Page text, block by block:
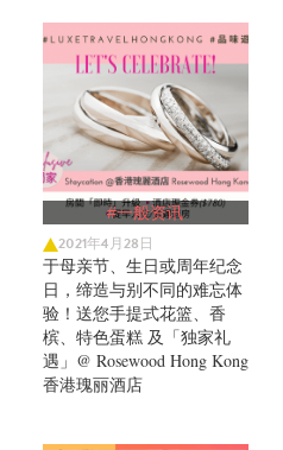
#一般资讯
2021年4月28日
于母亲节、生日或周年纪念
日，缔造与别不同的难忘体
验！送您手提式花篮、香
槟、特色蛋糕 及「独家礼
遇」@ Rosewood Hong Kong
香港瑰丽酒店